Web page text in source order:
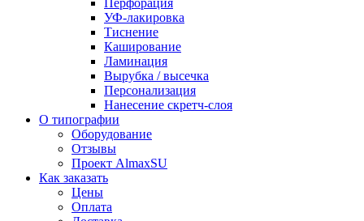
Перфорация
УФ-лакировка
Тиснение
Каширование
Ламинация
Вырубка / высечка
Персонализация
Нанесение скретч-слоя
О типографии
Оборудование
Отзывы
Проект AlmaxSU
Как заказать
Цены
Оплата